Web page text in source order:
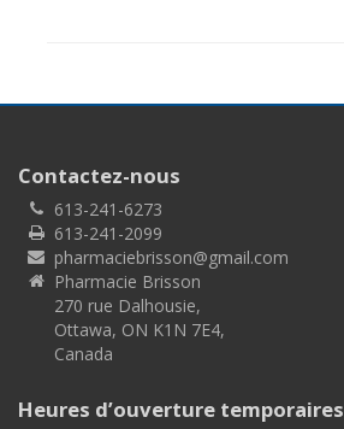
Contactez-nous
613-241-6273
613-241-2099
pharmaciebrisson@gmail.com
Pharmacie Brisson
270 rue Dalhousie,
Ottawa, ON K1N 7E4,
Canada
Heures d’ouverture temporaires